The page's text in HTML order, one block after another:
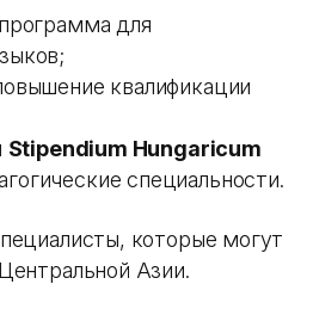
для
квалификации
Stipendium Hungaricum
специальности.
которые могут
Азии.